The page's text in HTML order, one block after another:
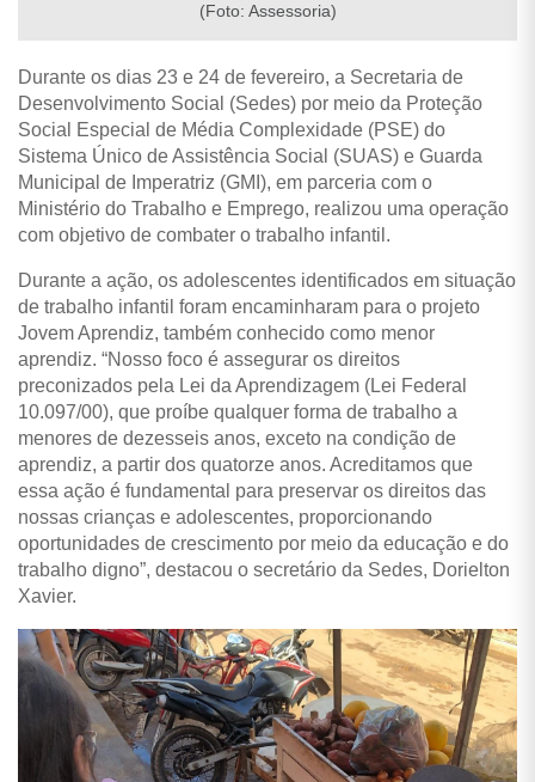
(Foto: Assessoria)
Durante os dias 23 e 24 de fevereiro, a Secretaria de
Desenvolvimento Social (Sedes) por meio da Proteção
Social Especial de Média Complexidade (PSE) do
Sistema Único de Assistência Social (SUAS) e Guarda
Municipal de Imperatriz (GMI), em parceria com o
Ministério do Trabalho e Emprego, realizou uma operação
com objetivo de combater o trabalho infantil.
Durante a ação, os adolescentes identificados em situação
de trabalho infantil foram encaminharam para o projeto
Jovem Aprendiz, também conhecido como menor
aprendiz. “Nosso foco é assegurar os direitos
preconizados pela Lei da Aprendizagem (Lei Federal
10.097/00), que proíbe qualquer forma de trabalho a
menores de dezesseis anos, exceto na condição de
aprendiz, a partir dos quatorze anos. Acreditamos que
essa ação é fundamental para preservar os direitos das
nossas crianças e adolescentes, proporcionando
oportunidades de crescimento por meio da educação e do
trabalho digno”, destacou o secretário da Sedes, Dorielton
Xavier.